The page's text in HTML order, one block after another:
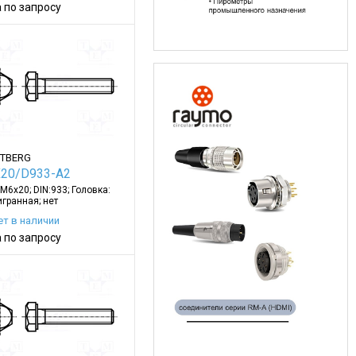
по запросу
D933-A2
DIN:933; Головка:
нет
в наличии
по запросу